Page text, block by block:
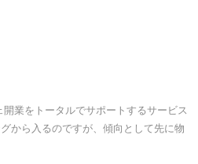
業をトータルでサポートするサービス
から入るのですが、傾向として先に物